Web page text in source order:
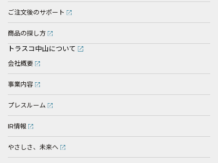
ご注文後のサポート
商品の探し方
トラスコ中山について
会社概要
事業内容
プレスルーム
IR情報
やさしさ、未来へ